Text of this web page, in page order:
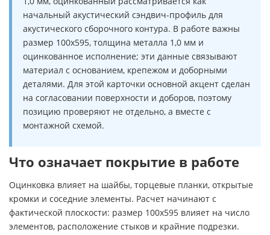
начальный акустический сэндвич-профиль для
акустического сборочного контура. В работе важны
размер 100х595, толщина металла 1,0 мм и
оцинкованное исполнение; эти данные связывают
материал с основанием, крепежом и доборными
деталями. Для этой карточки основной акцент сделан
на согласовании поверхности и доборов, поэтому
позицию проверяют не отдельно, а вместе с
монтажной схемой.
Что означает покрытие в работе
Оцинковка влияет на шайбы, торцевые планки, открытые
кромки и соседние элементы. Расчет начинают с
фактической плоскости: размер 100х595 влияет на число
элементов, расположение стыков и крайние подрезки.